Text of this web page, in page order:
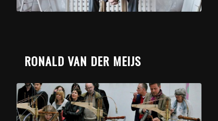
RONALD VAN DER MEIJS